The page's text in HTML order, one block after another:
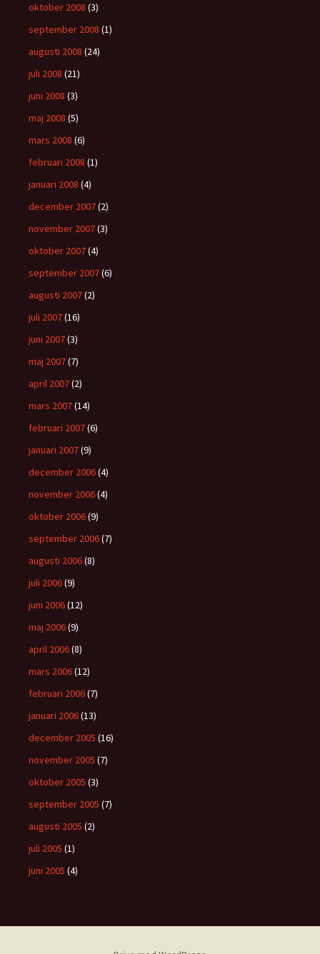
oktober 2008 (3)
september 2008 (1)
augusti 2008 (24)
juli 2008 (21)
juni 2008 (3)
maj 2008 (5)
mars 2008 (6)
februari 2008 (1)
januari 2008 (4)
december 2007(2)
november 2007(3)
oktober 2007(4)
september 2007(6)
augusti 2007(2)
juli 2007(16)
juni 2007(3)
maj 2007(7)
april 2007(2)
mars 2007(14)
februari 2007(6)
januari 2007(9)
december 2006(4)
november 2006(4)
oktober 2006(9)
september 2006(7)
augusti 2006(8)
juli 2006(9)
juni 2006(12)
maj 2006(9)
april 2006(8)
mars 2006(12)
februari 2006(7)
januari 2006(13)
december 2005 (16)
november 2005 (7)
oktober 2005 (3)
september 2005 (7)
augusti 2005 (2)
juli 2005 (1)
juni 2005 (4)